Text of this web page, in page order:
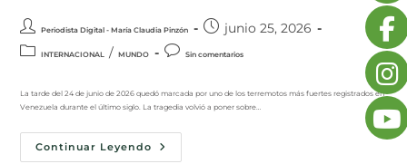
Periodista Digital - María Claudia Pinzón junio 25, 2026
INTERNACIONAL / MUNDO Sin comentarios
La tarde del 24 de junio de 2026 quedó marcada por uno de los terremotos más fuertes registrados en
Venezuela durante el último siglo. La tragedia volvió a poner sobre…
Continuar Leyendo